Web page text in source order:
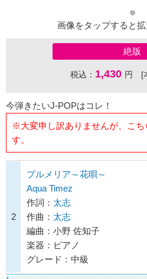
画像をタップすると拡
絶版
税込： 1,430 円 [
今弾きたいJ-POPはコレ！
※大変申し訳ありませんが、こち
す。
2
プルメリア～花唄～
Aqua Timez
作詞： 太志
作曲： 太志
編曲：小野 佐知子
楽器：ピアノ
グレード：中級